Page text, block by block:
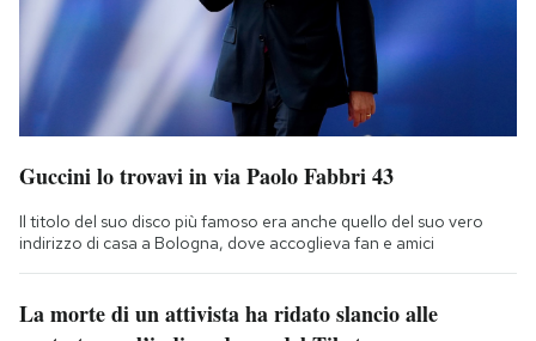
Guccini lo trovavi in via Paolo Fabbri 43
Il titolo del suo disco più famoso era anche quello del suo vero
indirizzo di casa a Bologna, dove accoglieva fan e amici
La morte di un attivista ha ridato slancio alle